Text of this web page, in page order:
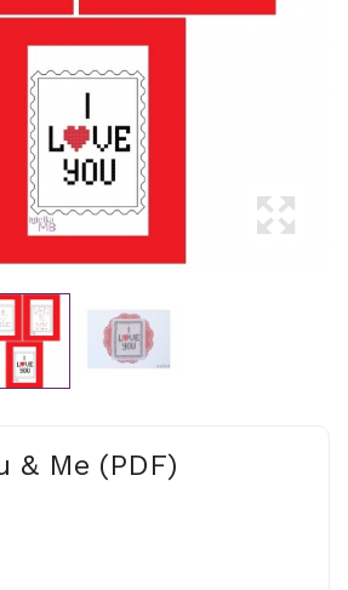
& Me (PDF)